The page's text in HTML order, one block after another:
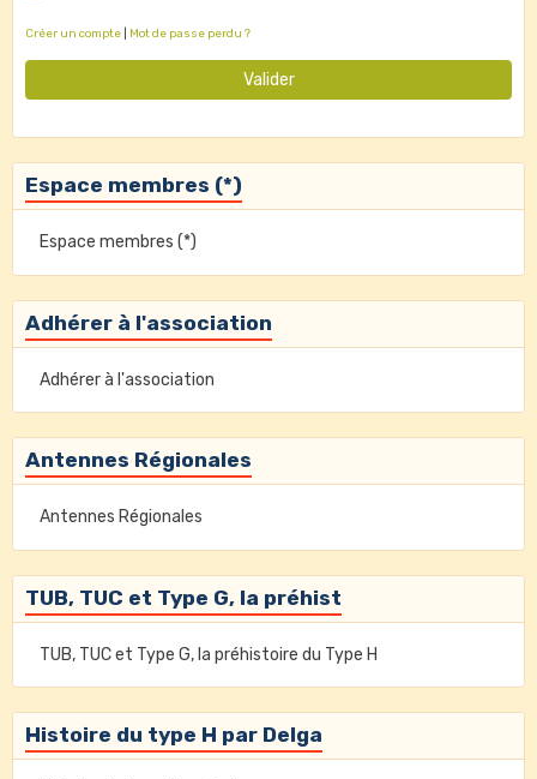
Créer un compte Mot de passe perdu ?
Valider
Espace membres (*)
Espace membres (*)
Adhérer à l'association
Adhérer à l'association
Antennes Régionales
Antennes Régionales
TUB, TUC et Type G, la préhist
TUB, TUC et Type G, la préhistoire du Type H
Histoire du type H par Delga